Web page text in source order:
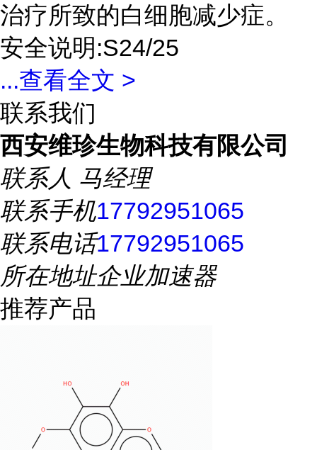
治疗所致的白细胞减少症。
安全说明:S24/25
...查看全文 >
联系我们
西安维珍生物科技有限公司
联系人 马经理
联系手机17792951065
联系电话17792951065
所在地址企业加速器
推荐产品